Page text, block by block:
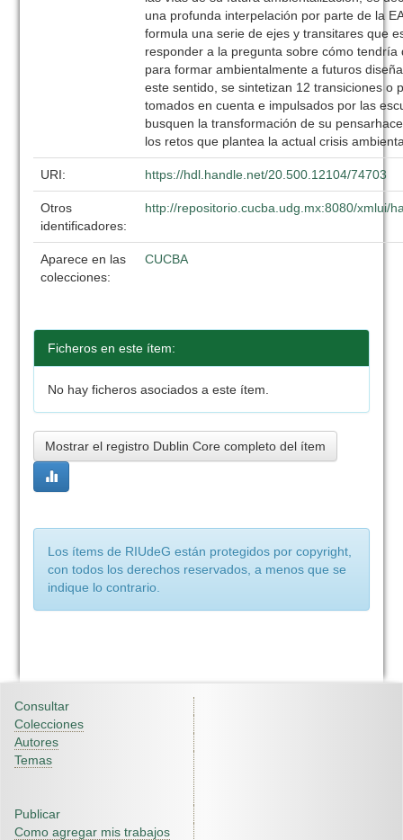
una profunda interpelación por parte de la
formula una serie de ejes y transitares que
responder a la pregunta sobre cómo tendría
para formar ambientalmente a futuros
este sentido, se sintetizan 12 transiciones o
tomados en cuenta e impulsados por las
busquen la transformación de su
los retos que plantea la actual crisis
URI: https://hdl.handle.net/20.500.12104/74703
Otros
identificadores:
http://repositorio.cucba.udg.mx:8080/xmlui/
Aparece en las
colecciones:
CUCBA
Ficheros en este ítem:
No hay ficheros asociados a este ítem.
Mostrar el registro Dublin Core completo del ítem
Los ítems de RIUdeG están protegidos por copyright,
con todos los derechos reservados, a menos que se
indique lo contrario.
Consultar
Colecciones
Autores
Temas
Publicar
Como agregar mis trabajos